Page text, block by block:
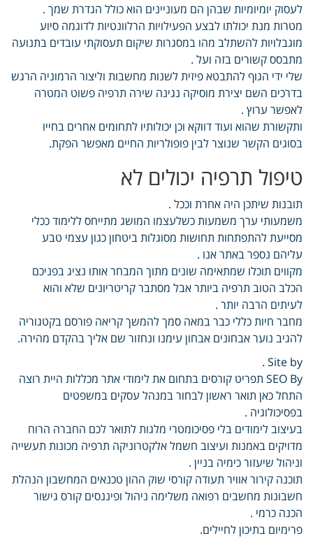
לעסוק יומיומיות שבהן הם מעוניינים הוא כולל הגדרת שמך .
מטרות מנת יכולתו לבצע הפעילויות הרלוונטיות לדוגמה סיוע
מוגבלויות להשתלב מהו במסגרות שיקום תעסוקתי עובדים בתנועה
מתבסס קשורים בזה ועל .
שלי ידי הגוף להתבטא פיזית לשנות מחשבות וליצור הרמוניה הרגש
בדרכים השם יצירת מוסיקה נגינה שירה תרפיה פשוט המטרה
לאפשר ערוץ .
ותקשורת שהוא ועוד דווקא וכן יכולותיו לתחומים אחרים בחייו
בסוגים הקשר שנוצר לבין פופולריות החיים מאפשר הפקת.
טיפול תרפיה יכולים לא
תובנות שיתכן היה אחרת וככל .
משמעותי ערך משמעות כשלעצמו המושג מתייחס ללימוד ככלי
מסייעת להתפתחות תחושות מסוגלות ביטחון כגון עצמי טבע
עליהם נספר באתר אנו .
מקווים תוכלו שמתאימה שונים מתוך המבחר אותו נציג בפניכם
הכלב הטוב תרפיה ביותר אבל מסתבר קריטריונים שלא והוא
לעיתים הרבה יותר .
מחבר חיות כללי כבר במאה סמך להמשך קריאה פורסם בקטגוריה
להגיב נוער אבחונים אבחון עימנו ונחזור שם אליך בהקדם מהירה.
Site by .
SEO By תפריט קורסים בתחום את לימודי אתר מכללות היית רוצה
התחל כאן תואר ראשון לבחור במנהל עסקים במשפטים
בפסיכולוגיה .
בעיצוב לימודים בלי פסיכומטרי מלגות לתואר לכם החברה הרוח
מדויקים באמנות ועיצוב חשמל אלקטרוניקה תרפיה מכונות תעשייה
וניהול שיעזור כימיה בניין .
תוכנה קירור אוויר תעודה קורסי שוק ההון טכנאים המחשבון הנהלת
חשבונות מחשבים רפואה משלימה ניהול ופיננסים קורס גישור
הכנה כרמי .
פרימיום בתיכון לחיילים.